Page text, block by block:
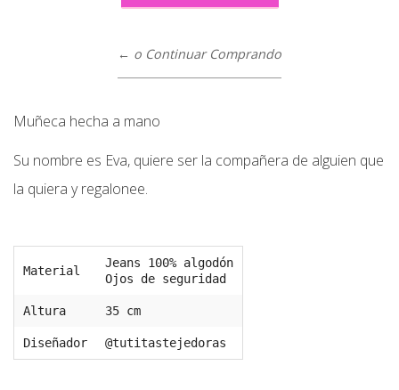
← o Continuar Comprando
Muñeca hecha a mano
Su nombre es Eva, quiere ser la compañera de alguien que
la quiera y regalonee.
Material
Jeans 100% algodón
Ojos de seguridad
Altura 35 cm
Diseñador @tutitastejedoras